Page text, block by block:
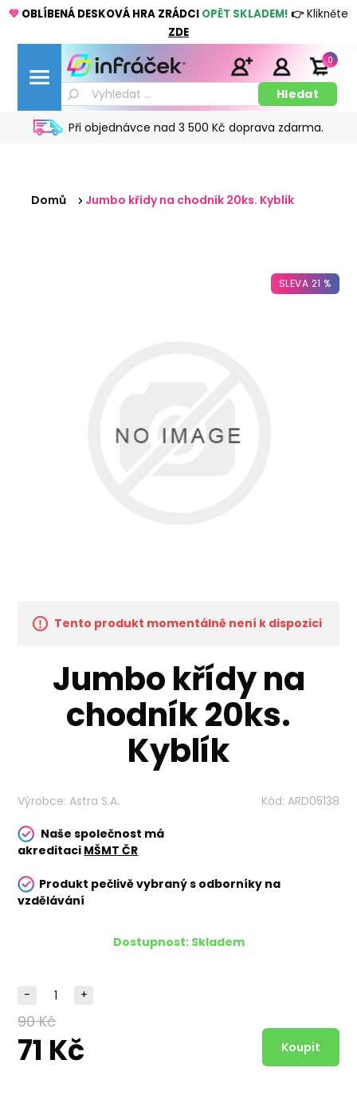
💚 OBLÍBENÁ DESKOVÁ HRA ZRÁDCI OPĚT SKLADEM! 👉Klikněte
ZDE
Při objednávce nad 3 500 Kč doprava zdarma.
0
Domů Jumbo křídy na chodník 20ks. Kyblík
SLEVA 21 %
Tento produkt momentálně není k dispozici
Jumbo křídy na
chodník 20ks.
Kyblík
Výrobce: Astra S.A. Kód: ARD05138
Naše společnost má
akreditaci MŠMT ČR
Produkt pečlivě vybraný s odborníky na
vzdělávání
Dostupnost: Skladem
90 Kč
71 Kč
- +